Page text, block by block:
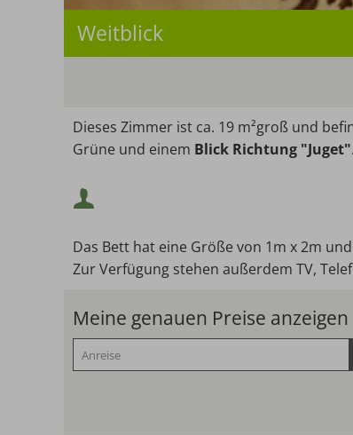
Weitblick
Dieses Zimmer ist ca. 19 m²groß und
Grüne und einem Blick Richtung "Juget".
Mindestbelegung:
Maximalbelegung:
Das Bett hat eine Größe von 1m x 2m
Zur Verfügung stehen außerdem TV,
Meine genauen Preise anzeigen